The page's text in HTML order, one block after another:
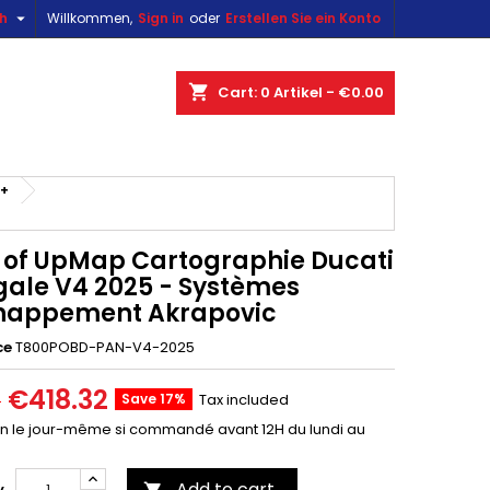
Willkommen, Sign in oder Erstellen Sie ein Konto

shopping_cart Cart: 0 Artikel - €0.00
UpMap Cartographie Ducati
V4 2025 - Systèmes
Akrapovic
T800POBD-PAN-V4-2025
€418.32 Save 17%
Tax included
le jour-même si commandé avant 12H du lundi au